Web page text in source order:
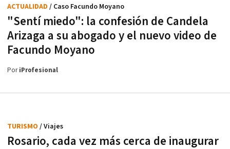
"Sentí miedo": la confesión de Candela
Arizaga a su abogado y el nuevo video de
Facundo Moyano
ACTUALIDAD / Caso Facundo Moyano
PoriProfesional
Rosario, cada vez más cerca de inaugurar
TURISMO / Viajes